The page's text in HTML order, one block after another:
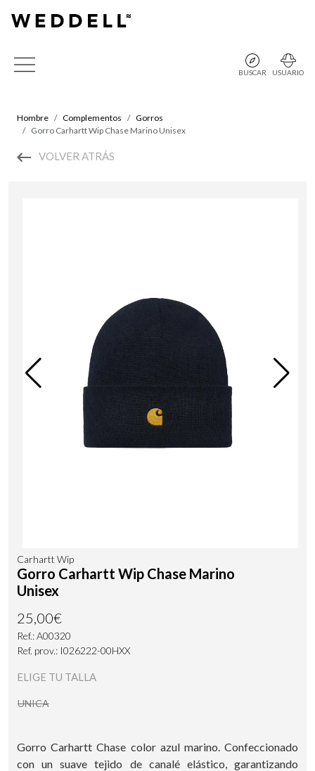
BUSCAR USUARIO
Hombre Complementos
Gorros
Gorro Carhartt Wip Chase Marino Unisex
VOLVER ATRÁS
Carhartt Wip
Gorro Carhartt Wip Chase Marino
Unisex
25,00€
Ref.: A00320
Ref. prov.: I026222-00HXX
ELIGE TU TALLA
UNICA
Gorro Carhartt Chase color azul marino. Confeccionado
con un suave tejido de canalé elástico, garantizando